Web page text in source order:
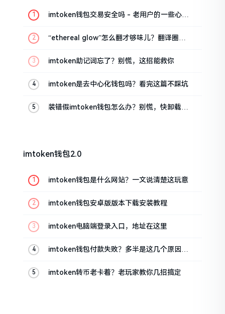
imtoken钱包交易安全吗 - 老用户的一些心里
“ethereal glow”怎么翻才够味儿？翻译圈老
imtoken助记词忘了？别慌，这招能救你
imtoken是去中心化钱包吗？看完这篇不踩坑
装错假imtoken钱包怎么办？别慌，快卸载，
imtoken钱包2.0
imtoken钱包是什么网站？一文说清楚这玩意
imtoken钱包安卓版版本下载安装教程
imtoken电脑端登录入口，地址在这里
imtoken钱包付款失败？多半是这几个原因闹
imtoken转币老卡着？老玩家教你几招搞定